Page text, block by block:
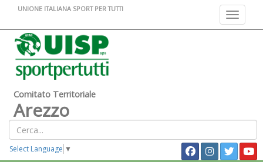
Toggle
UNIONE ITALIANA SPORT PER TUTTI
Comitato Territoriale
Arezzo
Select Language ▼